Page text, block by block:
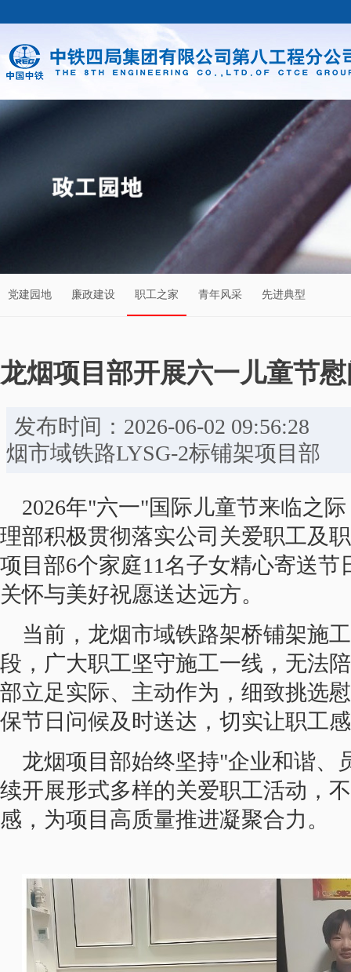
党建园地 廉政建设 职工之家 青年风采 先进典型
龙烟项目部开展六一儿童节
发布时间：2026-06-02
烟市域铁路LYSG-2标铺架项目
2026年"六一"国际儿童节来临之
理部积极贯彻落实公司关爱职工及
项目部6个家庭11名子女精心寄送
关怀与美好祝愿送达远方。
当前，龙烟市域铁路架桥铺架施
段，广大职工坚守施工一线，无法
部立足实际、主动作为，细致挑选
保节日问候及时送达，切实让职工
龙烟项目部始终坚持"企业和谐、
续开展形式多样的关爱职工活动，
感，为项目高质量推进凝聚合力。